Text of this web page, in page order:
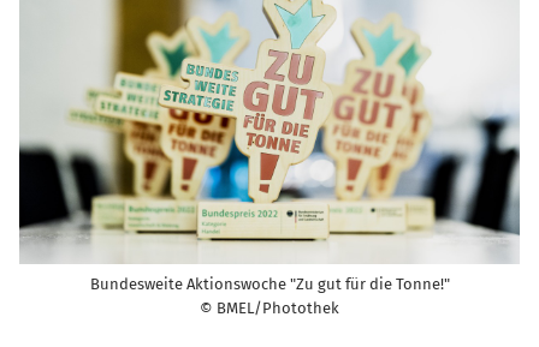
Bundesweite Aktionswoche "Zu gut für die Tonne!"
© BMEL/Photothek